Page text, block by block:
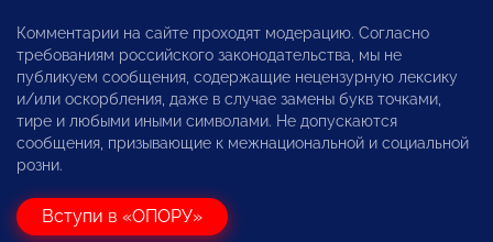
Комментарии на сайте проходят модерацию. Согласно
требованиям российского законодательства, мы не
публикуем сообщения, содержащие нецензурную лексику
и/или оскорбления, даже в случае замены букв точками,
тире и любыми иными символами. Не допускаются
сообщения, призывающие к межнациональной и социальной
розни.
Вступи в «ОПОРУ»